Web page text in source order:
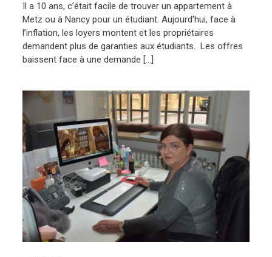
Il a 10 ans, c’était facile de trouver un appartement à
Metz ou à Nancy pour un étudiant. Aujourd’hui, face à
l’inflation, les loyers montent et les propriétaires
demandent plus de garanties aux étudiants. Les offres
baissent face à une demande […]